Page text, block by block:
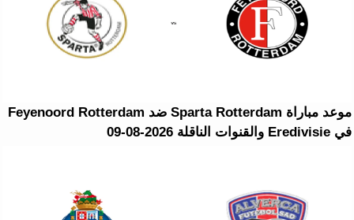
موعد مباراة Sparta Rotterdam ضد Feyenoord Rotterdam
في Eredivisie والقنوات الناقلة 2026-08-09